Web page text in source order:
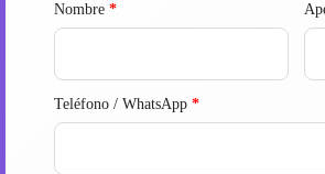
Nombre *
Teléfono / WhatsApp *